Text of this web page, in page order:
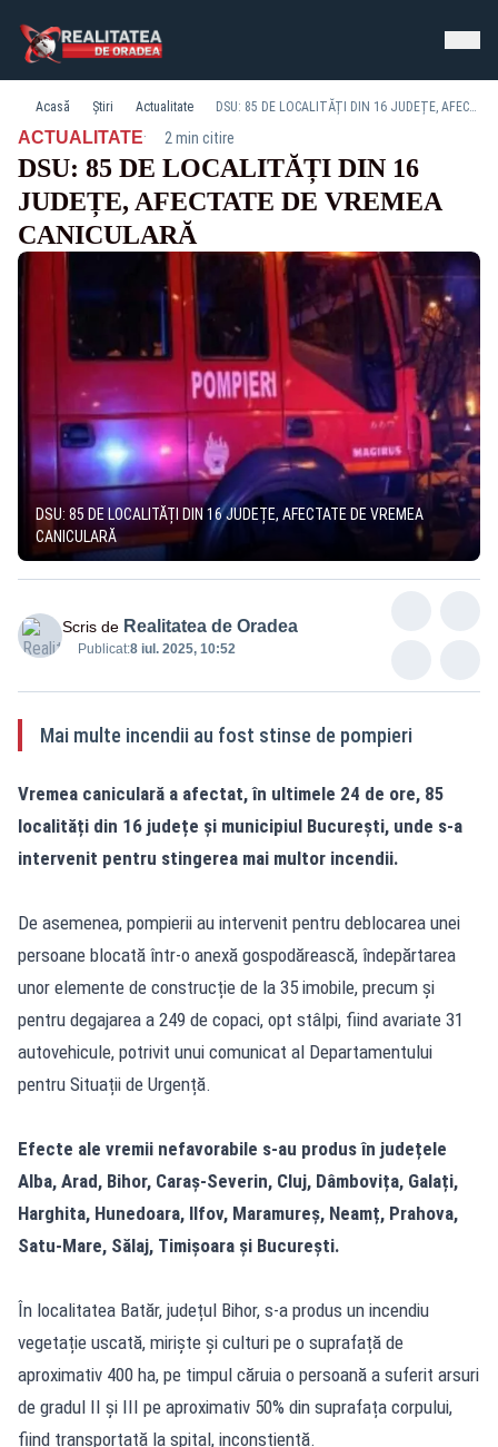
Acasă Știri Actualitate DSU: 85 DE LOCALITĂȚI DIN 16 JUDEȚE, AFECTATE DE VREMEA CANICULARĂ
ACTUALITATE· 2 min citire
DSU: 85 DE LOCALITĂȚI DIN 16
JUDEȚE, AFECTATE DE VREMEA
CANICULARĂ
DSU: 85 DE LOCALITĂȚI DIN 16 JUDEȚE, AFECTATE DE VREMEA
CANICULARĂ
Scris de Realitatea de Oradea
Publicat:8 iul. 2025, 10:52
Mai multe incendii au fost stinse de pompieri
Vremea caniculară a afectat, în ultimele 24 de ore, 85
localități din 16 județe și municipiul București, unde s-a
intervenit pentru stingerea mai multor incendii.
De asemenea, pompierii au intervenit pentru deblocarea unei
persoane blocată într-o anexă gospodărească, îndepărtarea
unor elemente de construcție de la 35 imobile, precum și
pentru degajarea a 249 de copaci, opt stâlpi, fiind avariate 31
autovehicule, potrivit unui comunicat al Departamentului
pentru Situații de Urgență.
Efecte ale vremii nefavorabile s-au produs în județele
Alba, Arad, Bihor, Caraș-Severin, Cluj, Dâmbovița, Galați,
Harghita, Hunedoara, Ilfov, Maramureș, Neamț, Prahova,
Satu-Mare, Sălaj, Timișoara și București.
În localitatea Batăr, județul Bihor, s-a produs un incendiu
vegetație uscată, miriște și culturi pe o suprafață de
aproximativ 400 ha, pe timpul căruia o persoană a suferit arsuri
de gradul II și III pe aproximativ 50% din suprafața corpului,
fiind transportată la spital, inconștientă.